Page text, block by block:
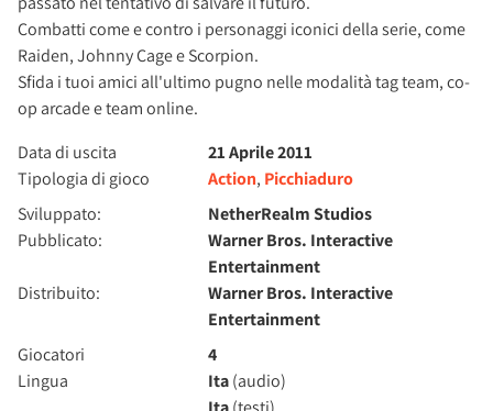
Combatti come e contro i personaggi iconici della serie, come
Raiden, Johnny Cage e Scorpion.
Sfida i tuoi amici all'ultimo pugno nelle modalità tag team, co-
op arcade e team online.
Data di uscita
21 Aprile 2011
Tipologia di gioco
Action, Picchiaduro
Sviluppato:
NetherRealm Studios
Pubblicato:
Warner Bros. Interactive
Entertainment
Distribuito:
Warner Bros. Interactive
Entertainment
Giocatori
4
Lingua
Ita(audio)